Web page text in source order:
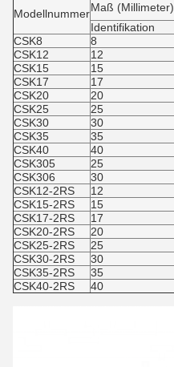
ModellnummerMaß (Millimeter)
Identifikation
CSK8
8
CSK12
12
CSK15
15
CSK17
17
CSK20
20
CSK25
25
CSK30
30
CSK35
35
CSK40
40
CSK305
25
CSK306
30
CSK12-2RS
12
CSK15-2RS
15
CSK17-2RS
17
CSK20-2RS
20
CSK25-2RS
25
CSK30-2RS
30
CSK35-2RS
35
CSK40-2RS
40